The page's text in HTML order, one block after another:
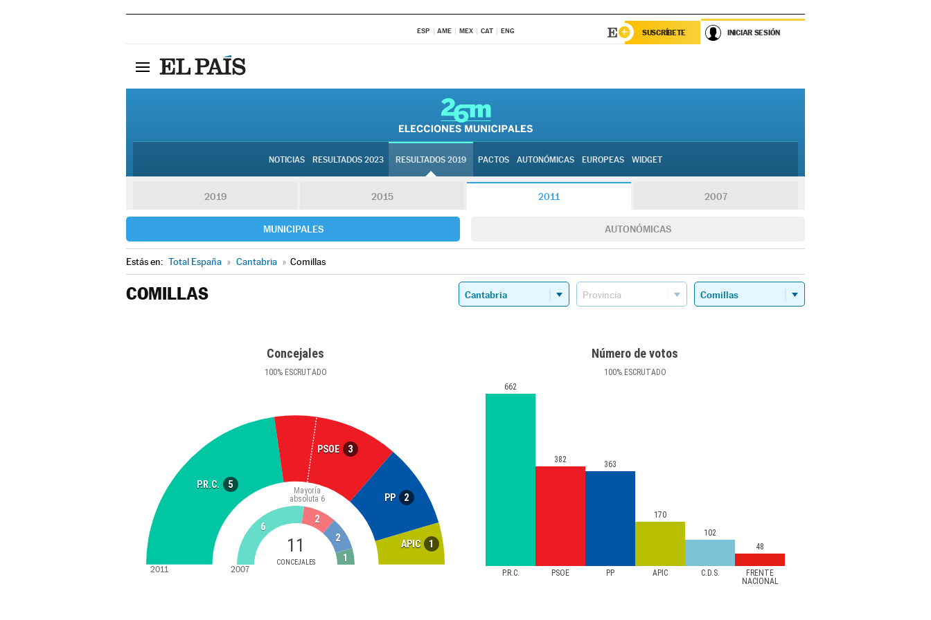
ESP AME MEX CAT ENG SUSCRÍBETE INICIAR SESIÓN
NOTICIAS RESULTADOS 2023 RESULTADOS 2019 PACTOS AUTONÓMICAS EUROPEAS WIDGET
2019 2015 2011 2007
MUNICIPALES AUTONÓMICAS
Estás en: Total España » Cantabria » Comillas
COMILLAS
Concejales
100%ESCRUTADO
P.R.C. 5
PSOE 3
PP 2
APIC 1
11
CONCEJALES
Mayoría
absoluta 6
6
2
2
1
2011 2007
Número de votos
100%ESCRUTADO
P.R.C. PSOE PP APIC C.D.S.
FRENTE
NACIONAL
662
382 363
170
102
48